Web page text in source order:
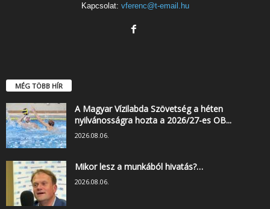
Kapcsolat: vferenc@t-email.hu
MÉG TÖBB HÍR
A Magyar Vízilabda Szövetség a héten
nyilvánosságra hozta a 2026/27-es OB...
2026.08.06.
Mikor lesz a munkából hivatás?…
2026.08.06.